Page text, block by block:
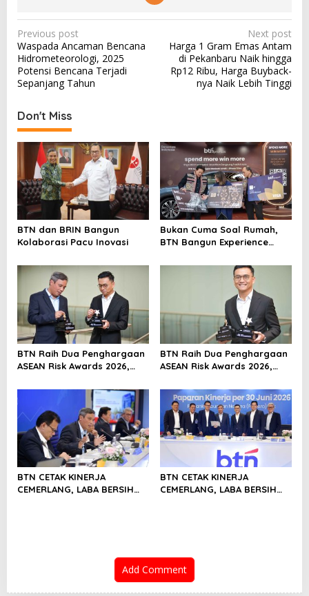
P
o
s
t
n
a
v
i
g
a
t
i
o
n
Previous post
Waspada Ancaman Bencana
Hidrometeorologi, 2025
Potensi Bencana Terjadi
Sepanjang Tahun
Next post
Harga 1 Gram Emas Antam
di Pekanbaru Naik hingga
Rp12 Ribu, Harga Buyback-
nya Naik Lebih Tinggi
Don't Miss
BTN dan BRIN Bangun
Kolaborasi Pacu Inovasi
Bukan Cuma Soal Rumah,
BTN Bangun Experience
BTN Raih Dua Penghargaan
ASEAN Risk Awards 2026,
Manajemen Risiko
Berstandar Internasional
Perkuat Pertumbuhan
Berkelanjutan
BTN Raih Dua Penghargaan
ASEAN Risk Awards 2026,
Manajemen Risiko
Berstandar Internasional
Perkuat Pertumbuhan
Berkelanjutan
BTN CETAK KINERJA
CEMERLANG, LABA BERSIH
BTN CETAK KINERJA
CEMERLANG, LABA BERSIH
Add Comment